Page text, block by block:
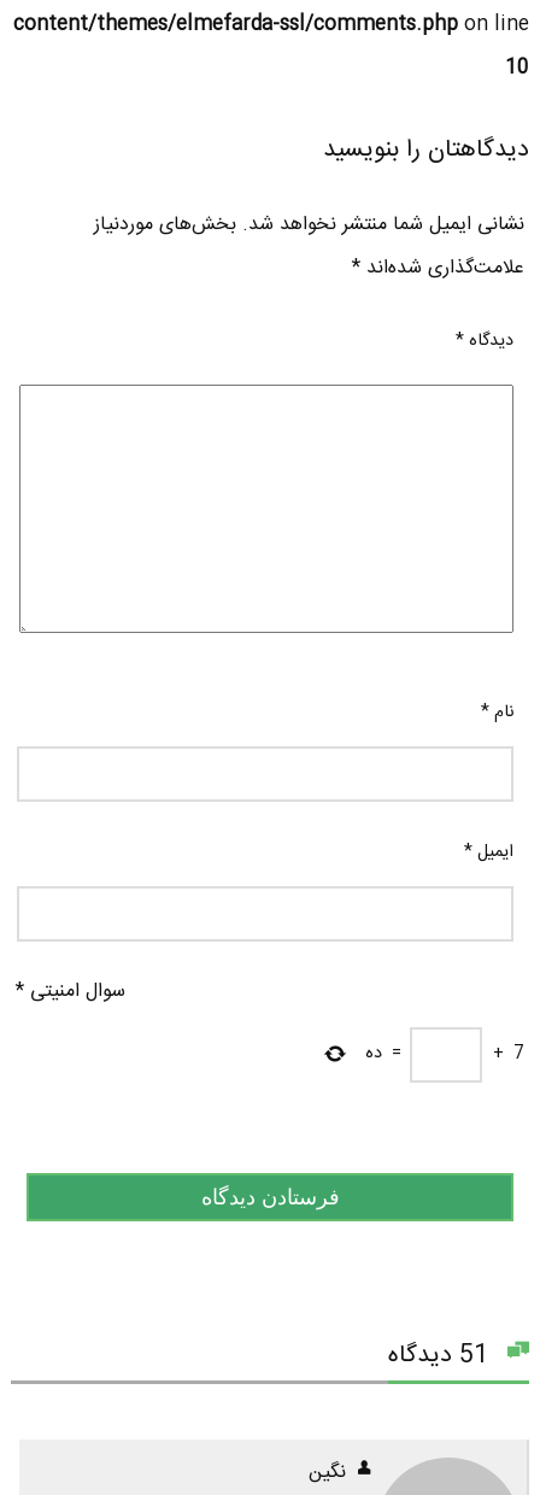
content/themes/elmefarda-ssl/comments.phpon line
10
دیدگاهتان را بنویسید
نشانی ایمیل شما منتشر نخواهد شد. بخش‌های موردنیاز
علامت‌گذاری شده‌اند*
دیدگاه*
نام*
ایمیل*
سوال امنیتی *
7
+
= ده
نگین